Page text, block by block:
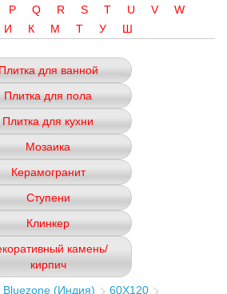
P Q R S T U V
W
И К М Т У Ш
Плитка для ванной
Плитка для пола
Плитка для кухни
Мозаика
Керамогранит
Ступени
Клинкер
камень/
кирпич
Bluezone (Индия) 60Х120